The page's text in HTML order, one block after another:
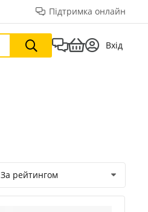
Підтримка онлайн
Вхід
За рейтингом